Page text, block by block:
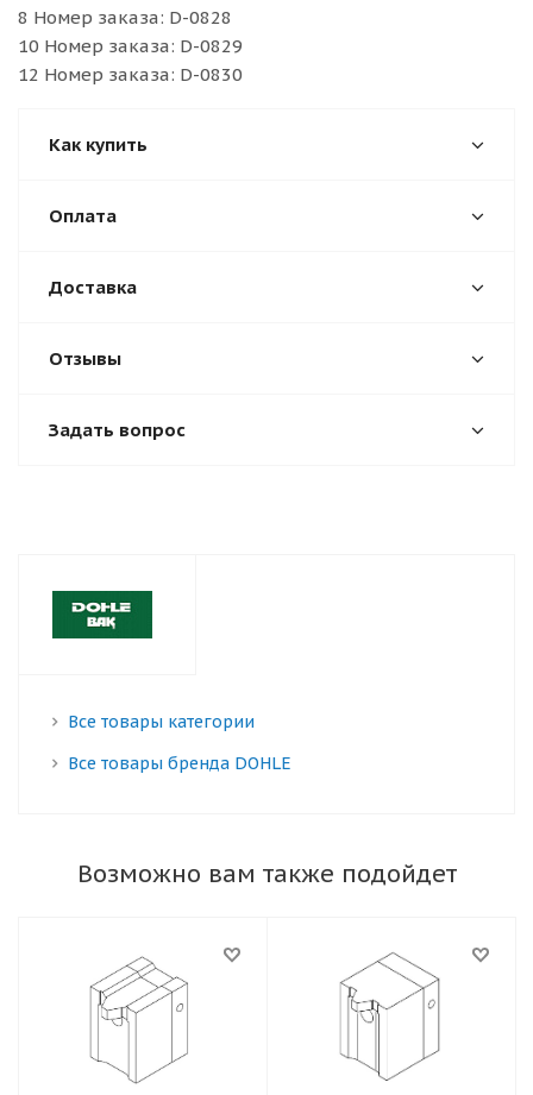
8 Номер заказа: D-0828
10 Номер заказа: D-0829
12 Номер заказа: D-0830
Как купить
Оплата
Доставка
Отзывы
Задать вопрос
Все товары категории
Все товары бренда DOHLE
Возможно вам также подойдет